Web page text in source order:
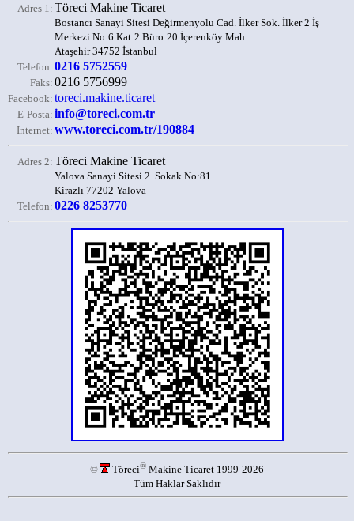
Adres 1: Töreci Makine Ticaret
Bostancı Sanayi Sitesi Değirmenyolu Cad. İlker Sok. İlker 2 İş
Merkezi No:6 Kat:2 Büro:20 İçerenköy Mah.
Ataşehir 34752 İstanbul
Telefon: 0216 5752559
Faks: 0216 5756999
Facebook: toreci.makine.ticaret
E-Posta: info@toreci.com.tr
Internet: www.toreci.com.tr/190884
Adres 2: Töreci Makine Ticaret
Yalova Sanayi Sitesi 2. Sokak No:81
Kirazlı 77202 Yalova
Telefon: 0226 8253770
© Töreci® Makine Ticaret 1999-2026
Tüm Haklar Saklıdır